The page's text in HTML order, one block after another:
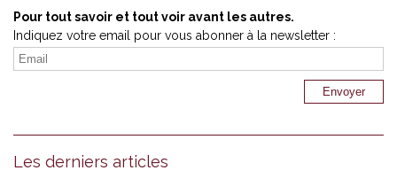
Pour tout savoir et tout voir avant les autres.
Indiquez votre email pour vous abonner à la newsletter :
Les derniers articles